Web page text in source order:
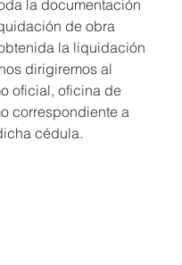
la documentación
de obra
la liquidación
dirigiremos al
oficial, oficina de
correspondiente a
cédula.